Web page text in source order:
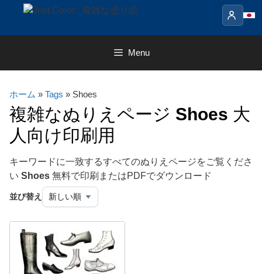
content
Menu
ホーム » Tags » Shoes
複雑なぬりえページ Shoes 大
人向け印刷用
キーワードに一致するすべてのぬりえページをご覧くださ
い Shoes 無料で印刷またはPDFでダウンロード
並び替え